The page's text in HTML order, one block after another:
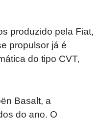
produzido pela Fiat,
propulsor já é
do tipo CVT,
Basalt, a
do ano. O